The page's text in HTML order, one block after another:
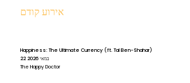
אירוע קודם
Happiness: The Ultimate Currency (ft. Tal Ben-Shahar)
22 במאי 2026
The Happy Doctor